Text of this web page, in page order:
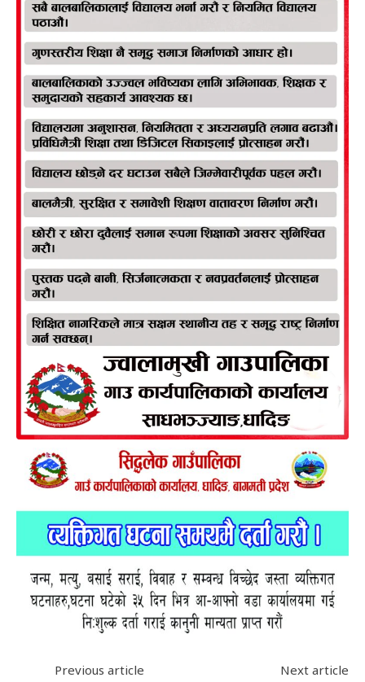
Previous article Next article